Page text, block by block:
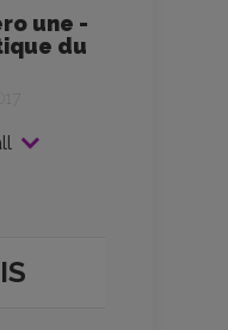
une -
du